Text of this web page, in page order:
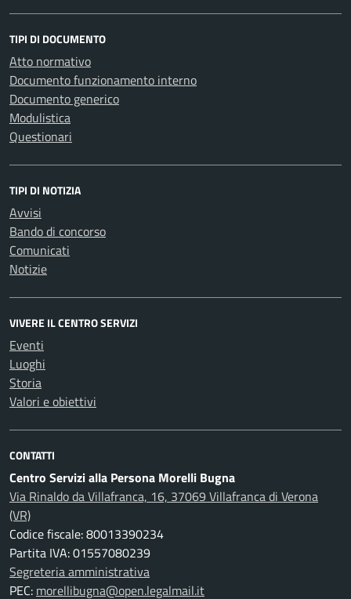
TIPI DI DOCUMENTO
Atto normativo
Documento funzionamento interno
Documento generico
Modulistica
Questionari
TIPI DI NOTIZIA
Avvisi
Bando di concorso
Comunicati
Notizie
VIVERE IL CENTRO SERVIZI
Eventi
Luoghi
Storia
Valori e obiettivi
CONTATTI
Centro Servizi alla Persona Morelli Bugna
Via Rinaldo da Villafranca, 16, 37069 Villafranca di Verona
(VR)
Codice fiscale: 80013390234
Partita IVA: 01557080239
Segreteria amministrativa
PEC: morellibugna@open.legalmail.it